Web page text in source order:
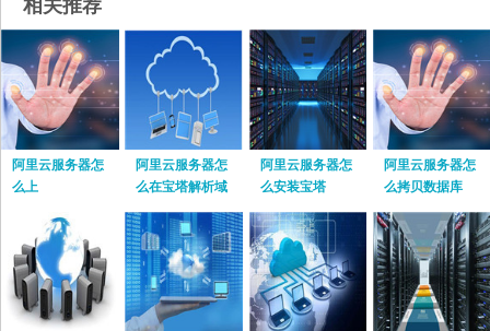
相关推荐
阿里云服务器怎
么上
阿里云服务器怎
么在宝塔解析域
名
阿里云服务器怎
么安装宝塔
阿里云服务器怎
么拷贝数据库